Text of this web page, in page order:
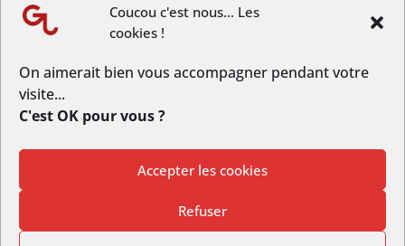
Coucou c'est nous... Les
cookies !
On aimerait bien vous accompagner pendant votre
visite...
C'est OK pour vous ?
Accepter les cookies
Refuser
Article précèdent
© Copyright GrandLongwy.fr | Webmaster :